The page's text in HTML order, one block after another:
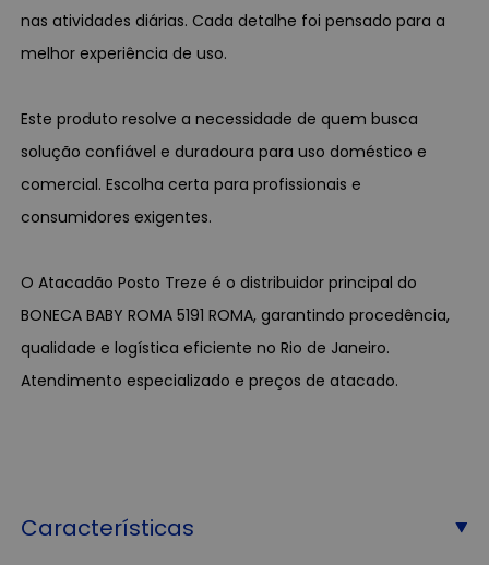
nas atividades diárias. Cada detalhe foi pensado para a
melhor experiência de uso.
Este produto resolve a necessidade de quem busca
solução confiável e duradoura para uso doméstico e
comercial. Escolha certa para profissionais e
consumidores exigentes.
O Atacadão Posto Treze é o distribuidor principal do
BONECA BABY ROMA 5191 ROMA, garantindo procedência,
qualidade e logística eficiente no Rio de Janeiro.
Atendimento especializado e preços de atacado.
Características